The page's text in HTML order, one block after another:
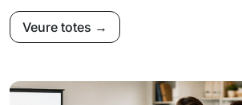
Veure totes →